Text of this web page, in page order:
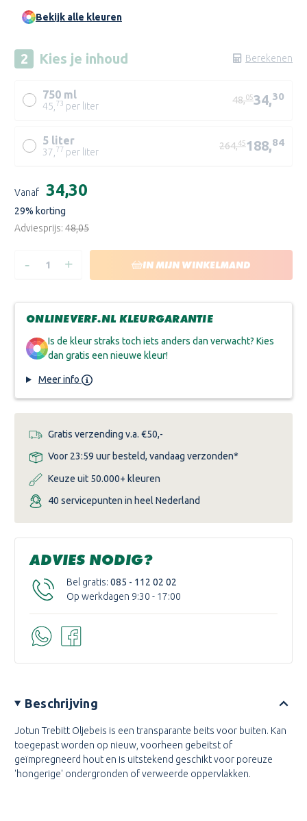
Bekijk alle kleuren
Kies je inhoud Berekenen
750 ml
45, 73 per liter
48,0534,30
5 liter
37, 77 per liter
264,45188,84
Yellow
voorraad:
Vanaf €34,30
29% korting
Adviesprijs: €48,05
HOEVEELHEID
TREBITT
- HOEVEELHEID
TREBITT
+ IN MIJN WINKELMAND
ONLINEVERF.NL KLEURGARANTIE
Is de kleur straks toch iets anders dan verwacht? Kies
dan gratis een nieuwe kleur!
Meer info
Gratis verzending v.a. €50,-
Voor 23:59 uur besteld, vandaag verzonden*
Keuze uit 50.000+ kleuren
40 servicepunten in heel Nederland
ADVIES NODIG?
Bel gratis: 085 - 112 02 02
Op werkdagen 9:30 - 17:00
Beschrijving
Jotun Trebitt Oljebeis is een transparante beits voor buiten. Kan
toegepast worden op nieuw, voorheen gebeitst of
geïmpregneerd hout en is uitstekend geschikt voor poreuze
'hongerige' ondergronden of verweerde oppervlakken.